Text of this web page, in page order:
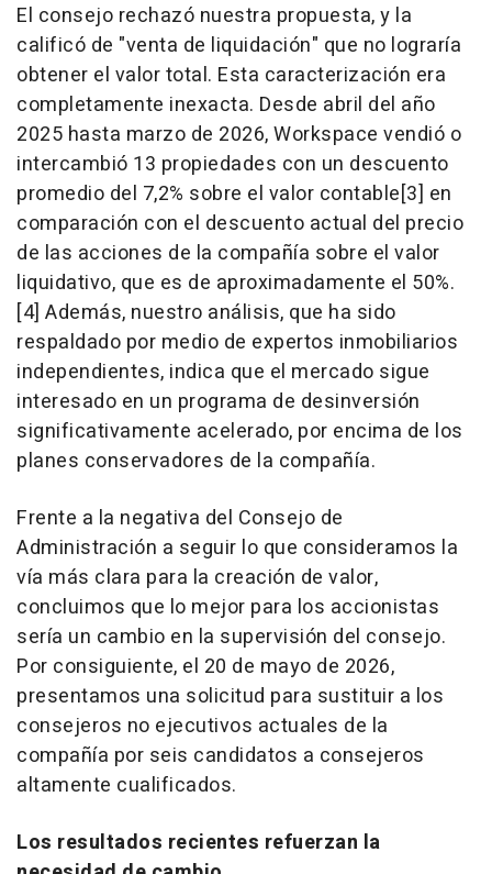
El consejo rechazó nuestra propuesta, y la
calificó de "venta de liquidación" que no lograría
obtener el valor total. Esta caracterización era
completamente inexacta. Desde abril del año
2025 hasta marzo de 2026, Workspace vendió o
intercambió 13 propiedades con un descuento
promedio del 7,2% sobre el valor contable[3] en
comparación con el descuento actual del precio
de las acciones de la compañía sobre el valor
liquidativo, que es de aproximadamente el 50%.
[4] Además, nuestro análisis, que ha sido
respaldado por medio de expertos inmobiliarios
independientes, indica que el mercado sigue
interesado en un programa de desinversión
significativamente acelerado, por encima de los
planes conservadores de la compañía.
Frente a la negativa del Consejo de
Administración a seguir lo que consideramos la
vía más clara para la creación de valor,
concluimos que lo mejor para los accionistas
sería un cambio en la supervisión del consejo.
Por consiguiente, el 20 de mayo de 2026,
presentamos una solicitud para sustituir a los
consejeros no ejecutivos actuales de la
compañía por seis candidatos a consejeros
altamente cualificados.
Los resultados recientes refuerzan la